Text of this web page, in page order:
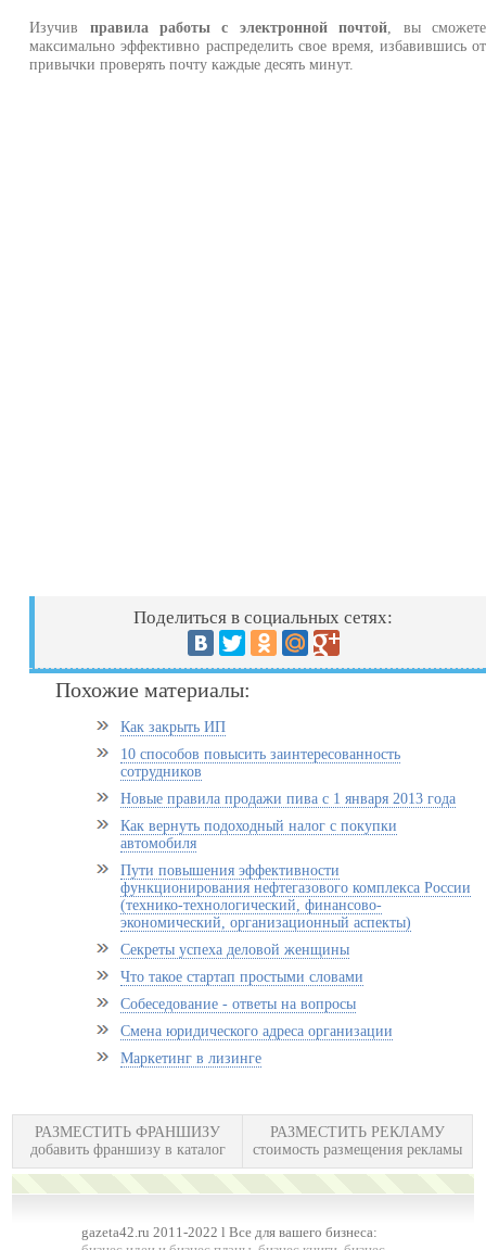
Изучив правила работы с электронной почтой , вы сможете
максимально эффективно распределить свое время, избавившись от
привычки проверять почту каждые десять минут.
Поделиться в социальных сетях:
Похожие материалы:
Как закрыть ИП
10 способов повысить заинтересованность
сотрудников
Новые правила продажи пива с 1 января 2013 года
Как вернуть подоходный налог с покупки
автомобиля
Пути повышения эффективности
функционирования нефтегазового комплекса России
(технико-технологический, финансово-
экономический, организационный аспекты)
Секреты успеха деловой женщины
Что такое стартап простыми словами
Собеседование - ответы на вопросы
Смена юридического адреса организации
Маркетинг в лизинге
РАЗМЕСТИТЬ ФРАНШИЗУ
добавить франшизу в каталог
РАЗМЕСТИТЬ РЕКЛАМУ
стоимость размещения рекламы
gazeta42.ru 2011-2022 l Все для вашего бизнеса: